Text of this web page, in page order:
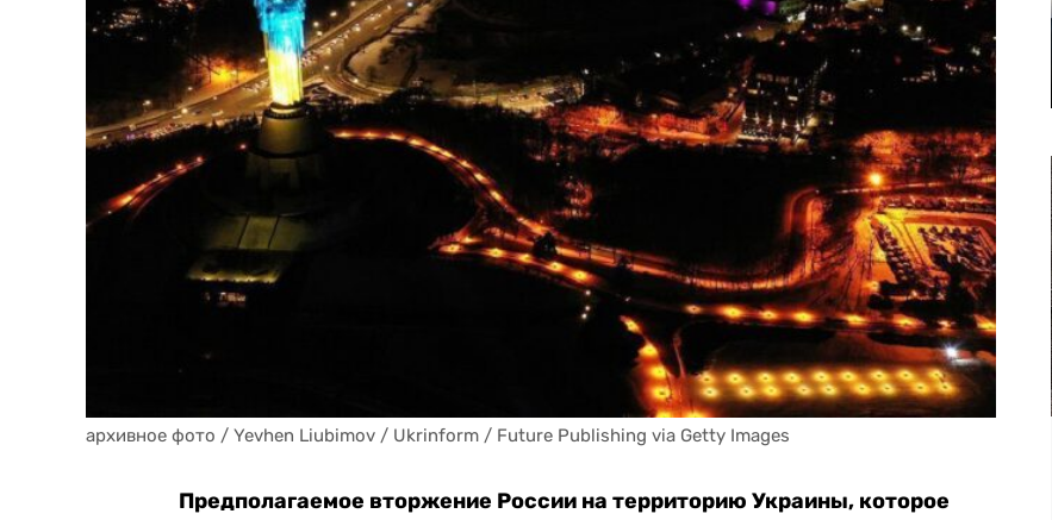
архивное фото / Yevhen Liubimov / Ukrinform / Future Publishing via Getty Images
Предполагаемое вторжение России на территорию Украины, которое